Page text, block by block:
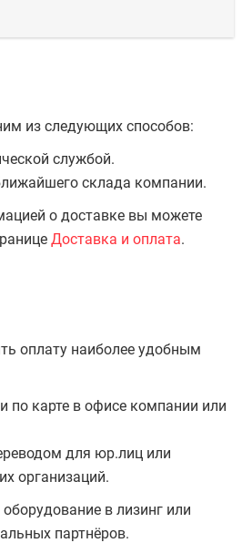
из следующих способов:
службой.
склада компании.
о доставке вы можете
Доставка и оплата.
оплату наиболее удобным
по карте в офисе компании или
для юр.лиц или
организаций.
в лизинг или
партнёров.